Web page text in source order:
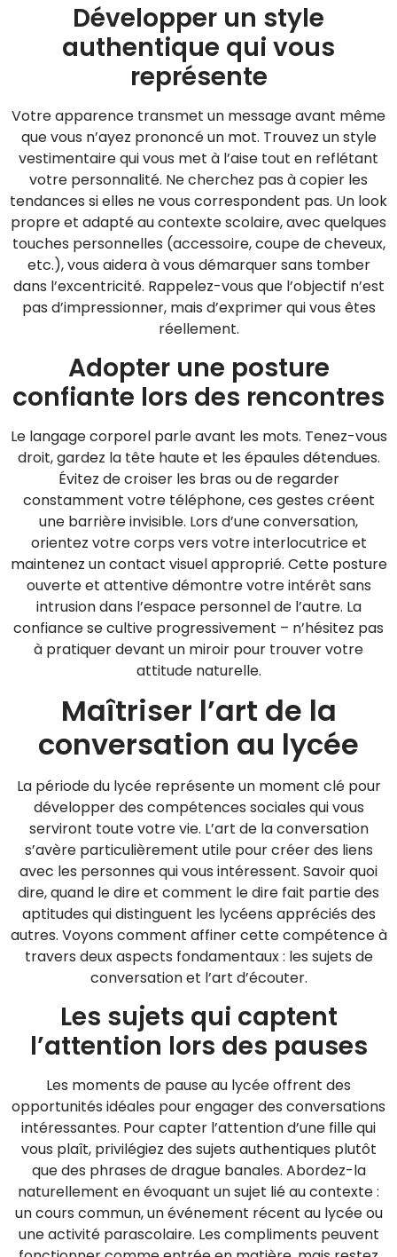
Développer un style
authentique qui vous
représente
Votre apparence transmet un message avant même
que vous n’ayez prononcé un mot. Trouvez un style
vestimentaire qui vous met à l’aise tout en reflétant
votre personnalité. Ne cherchez pas à copier les
tendances si elles ne vous correspondent pas. Un look
propre et adapté au contexte scolaire, avec quelques
touches personnelles (accessoire, coupe de cheveux,
etc.), vous aidera à vous démarquer sans tomber
dans l’excentricité. Rappelez-vous que l’objectif n’est
pas d’impressionner, mais d’exprimer qui vous êtes
réellement.
Adopter une posture
confiante lors des rencontres
Le langage corporel parle avant les mots. Tenez-vous
droit, gardez la tête haute et les épaules détendues.
Évitez de croiser les bras ou de regarder
constamment votre téléphone, ces gestes créent
une barrière invisible. Lors d’une conversation,
orientez votre corps vers votre interlocutrice et
maintenez un contact visuel approprié. Cette posture
ouverte et attentive démontre votre intérêt sans
intrusion dans l’espace personnel de l’autre. La
confiance se cultive progressivement – n’hésitez pas
à pratiquer devant un miroir pour trouver votre
attitude naturelle.
Maîtriser l’art de la
conversation au lycée
La période du lycée représente un moment clé pour
développer des compétences sociales qui vous
serviront toute votre vie. L’art de la conversation
s’avère particulièrement utile pour créer des liens
avec les personnes qui vous intéressent. Savoir quoi
dire, quand le dire et comment le dire fait partie des
aptitudes qui distinguent les lycéens appréciés des
autres. Voyons comment affiner cette compétence à
travers deux aspects fondamentaux : les sujets de
conversation et l’art d’écouter.
Les sujets qui captent
l’attention lors des pauses
Les moments de pause au lycée offrent des
opportunités idéales pour engager des conversations
intéressantes. Pour capter l’attention d’une fille qui
vous plaît, privilégiez des sujets authentiques plutôt
que des phrases de drague banales. Abordez-la
naturellement en évoquant un sujet lié au contexte :
un cours commun, un événement récent au lycée ou
une activité parascolaire. Les compliments peuvent